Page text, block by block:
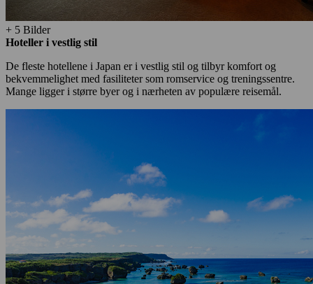
+ 5 Bilder
Hoteller i vestlig stil
De fleste hotellene i Japan er i vestlig stil og tilbyr komfort og
bekvemmelighet med fasiliteter som romservice og treningssentre.
Mange ligger i større byer og i nærheten av populære reisemål.